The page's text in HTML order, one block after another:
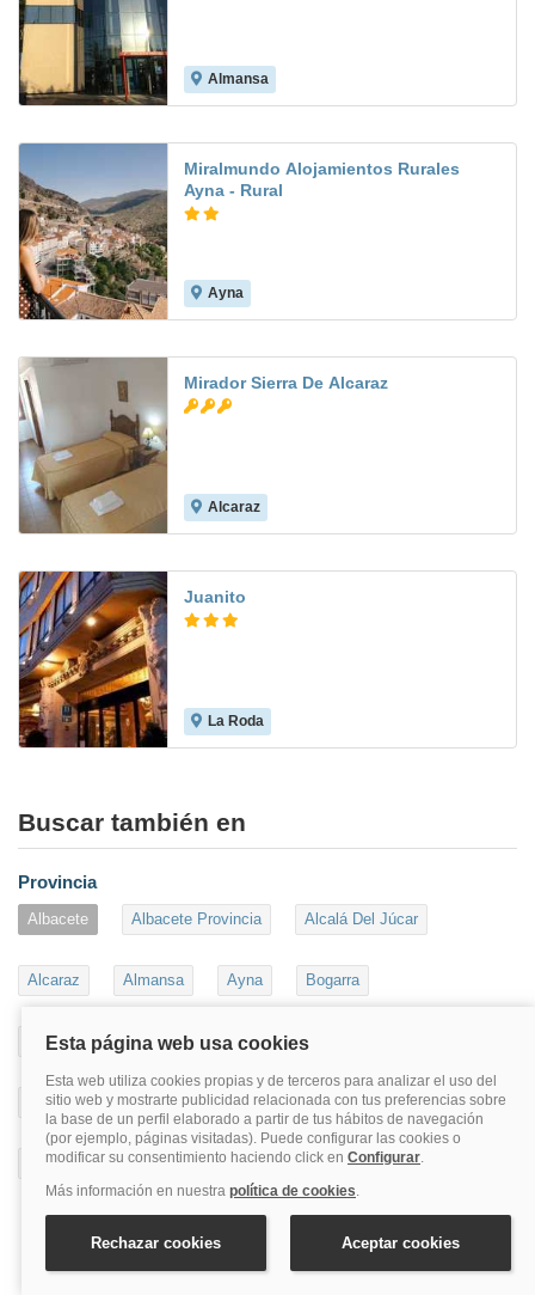
Almansa
Miralmundo Alojamientos Rurales
Ayna - Rural
Ayna
Mirador Sierra De Alcaraz
Alcaraz
Juanito
La Roda
Buscar también en
Provincia
Albacete Albacete Provincia Alcalá Del Júcar
Alcaraz Almansa Ayna Bogarra
Casas-Ibáñez Hellín La Roda
Riópar Sierra Del Segura Villarrobledo Villatoya
Yeste